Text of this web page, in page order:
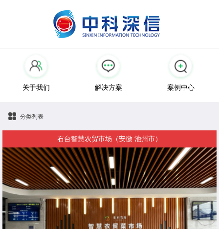
关于我们 解决方案 案例中心
分类列表
石台智慧农贸市场（安徽 池州市）